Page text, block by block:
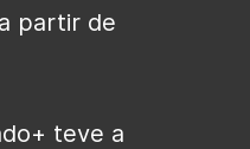
partir de
teve a